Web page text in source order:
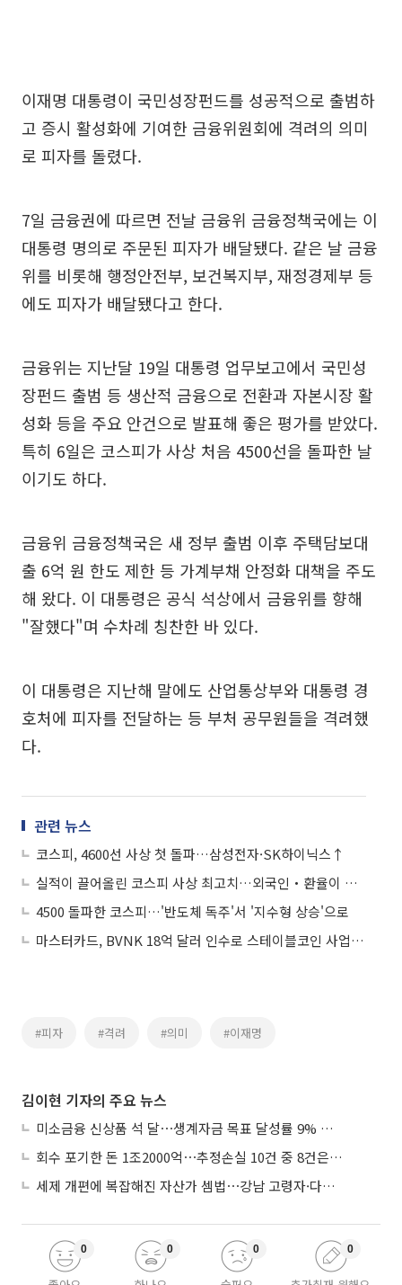
이재명 대통령이 국민성장펀드를 성공적으로 출범하
고 증시 활성화에 기여한 금융위원회에 격려의 의미
로 피자를 돌렸다.
7일 금융권에 따르면 전날 금융위 금융정책국에는 이
대통령 명의로 주문된 피자가 배달됐다. 같은 날 금융
위를 비롯해 행정안전부, 보건복지부, 재정경제부 등
에도 피자가 배달됐다고 한다.
금융위는 지난달 19일 대통령 업무보고에서 국민성
장펀드 출범 등 생산적 금융으로 전환과 자본시장 활
성화 등을 주요 안건으로 발표해 좋은 평가를 받았다.
특히 6일은 코스피가 사상 처음 4500선을 돌파한 날
이기도 하다.
금융위 금융정책국은 새 정부 출범 이후 주택담보대
출 6억 원 한도 제한 등 가계부채 안정화 대책을 주도
해 왔다. 이 대통령은 공식 석상에서 금융위를 향해
"잘했다"며 수차례 칭찬한 바 있다.
이 대통령은 지난해 말에도 산업통상부와 대통령 경
호처에 피자를 전달하는 등 부처 공무원들을 격려했
다.
관련 뉴스
코스피, 4600선 사상 첫 돌파…삼성전자·SK하이닉스↑
실적이 끌어올린 코스피 사상 최고치…외국인‧환율이 핵심
4500 돌파한 코스피…'반도체 독주'서 '지수형 상승'으로
마스터카드, BVNK 18억 달러 인수로 스테이블코인 사업 본격 확장
#피자 #격려 #의미 #이재명
김이현 기자의 주요 뉴스
미소금융 신상품 석 달⋯생계자금 목표 달성률 9% 그쳐
회수 포기한 돈 1조2000억⋯추정손실 10건 중 8건은 기업대출
세제 개편에 복잡해진 자산가 셈법⋯강남 고령자·다주택자 ‘자산재편 고심’
0 0 0 0